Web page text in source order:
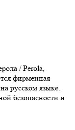
/ Perola,
фирменная
русском языке.
безопасности и